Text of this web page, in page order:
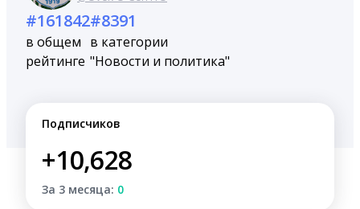
#161842
в общем
рейтинге
#8391
в категории
"Новости и политика"
Подписчиков
+10,628
За 3 месяца: 0